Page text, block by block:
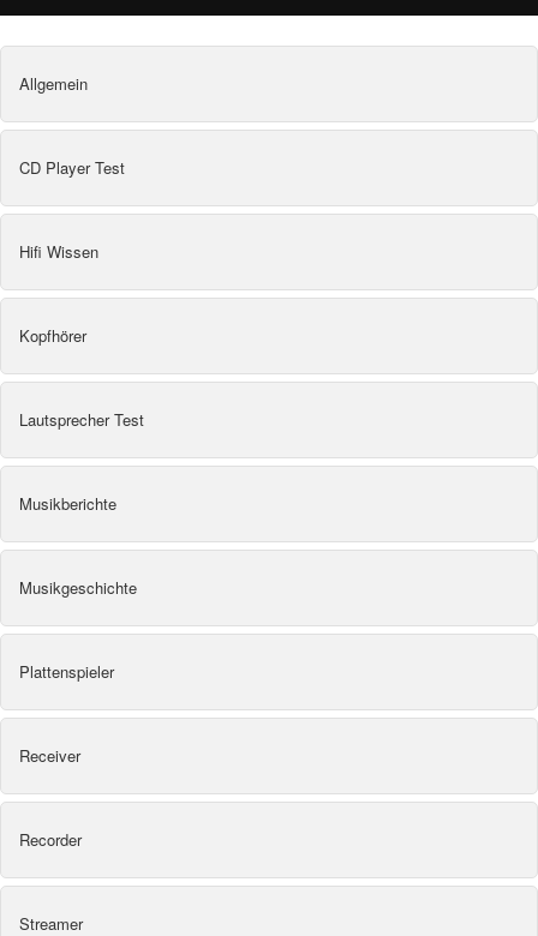
Allgemein
CD Player Test
Hifi Wissen
Kopfhörer
Lautsprecher Test
Musikberichte
Musikgeschichte
Plattenspieler
Receiver
Recorder
Streamer